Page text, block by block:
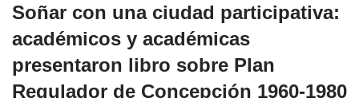
Soñar con una ciudad participativa:
académicos y académicas
presentaron libro sobre Plan
Regulador de Concepción 1960-1980